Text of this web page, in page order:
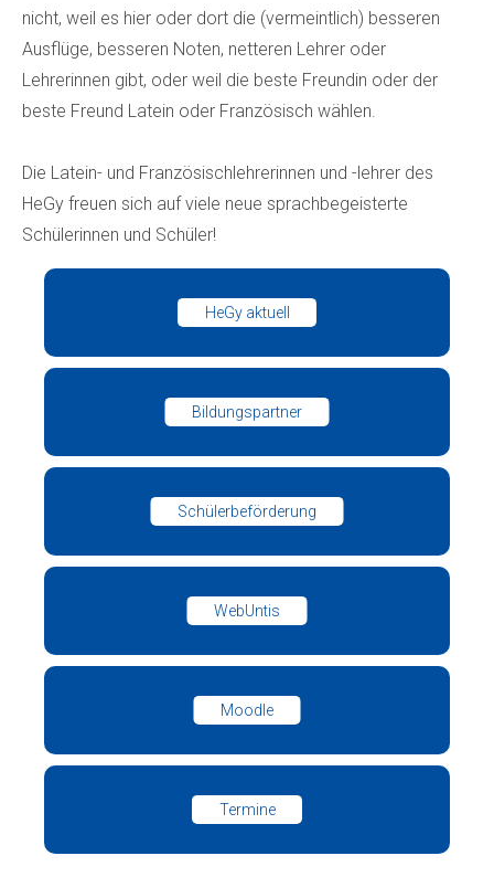
nicht, weil es hier oder dort die (vermeintlich) besseren
Ausflüge, besseren Noten, netteren Lehrer oder
Lehrerinnen gibt, oder weil die beste Freundin oder der
beste Freund Latein oder Französisch wählen.
Die Latein- und Französischlehrerinnen und -lehrer des
HeGy freuen sich auf viele neue sprachbegeisterte
Schülerinnen und Schüler!
HeGy aktuell
Bildungspartner
Schülerbeförderung
WebUntis
Moodle
Termine